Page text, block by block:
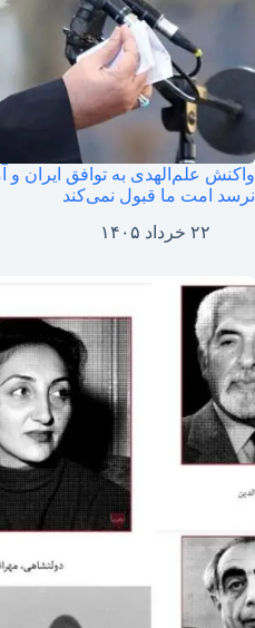
واکنش علم‌الهدی به توافق ایران و
نرسد امت ما قبول نمی‌کند
۲۲ خرداد ۱۴۰۵